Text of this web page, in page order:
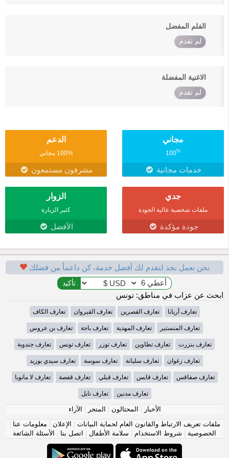
الفلم المفضل
لم تقدم
الاغنية المفضلة
لم تقدم
مجاني
100%
خدمات مجانية
الدعم
100% مجاني
مشرفون مستمعون
جدي
ملفات شخصية عالية الجودة
جودة مؤكدة
الزوار
كثير الزيارة
الأفضل
نحن نعمل بجد لنقدم لك أفضل خدمة، كن داعماً من فضلك
ابحث عن عزاب في مناطق: تونس
تعارف أريانا تعارف القصرين تعارف القيروان تعارف الكاف
تعارف المنستير تعارف المهدية تعارف باجة تعارف بن عروس
تعارف بنزرت تعارف تطاوين تعارف توزر تعارف تونس تعارف جندوبة
تعارف زغوان تعارف سليانة تعارف سوسة تعارف سيدي بوزيد
تعارف صفاقس تعارف قابس تعارف قبلي تعارف قفصة تعارف لا مانوبا
تعارف مدنين تعارف نابل
الأخبار | المحتالون | المتجر | الآراء
ملفات تعريف الارتباط والقانون العام لحماية البيانات | الإعلان | معلومات عنا |
الخصوصية | شروط الاستخدام | سلامة الأطفال | اتصل بنا | الأسئلة الشائعة